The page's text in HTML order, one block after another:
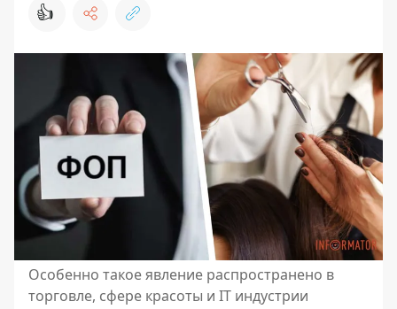
👍
Особенно такое явление распространено в
торговле, сфере красоты и IT индустрии